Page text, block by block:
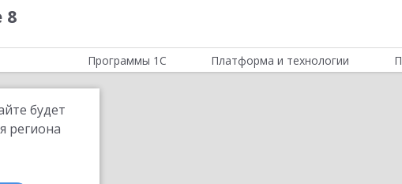
8
будет
региона
Программы 1С Платформа и технологии
1С